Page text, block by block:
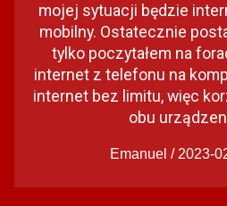
mojej sytuacji będzie
mobilny. Ostatecznie
tylko poczytałem na
internet z telefonu na
internet bez limitu, więc
obu
Emanuel / 2023-